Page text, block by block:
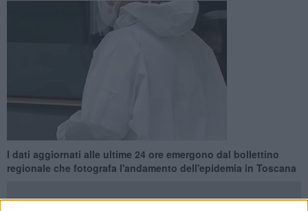
I dati aggiornati alle ultime 24 ore emergono dal bollettino
regionale che fotografa l'andamento dell'epidemia in Toscana